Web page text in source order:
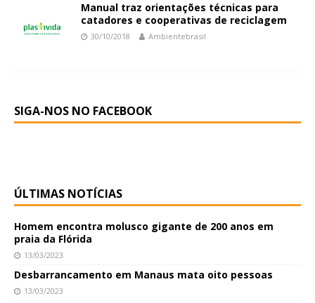
Manual traz orientações técnicas para
catadores e cooperativas de reciclagem
30/10/2018 Ambientebrasil
SIGA-NOS NO FACEBOOK
ÚLTIMAS NOTÍCIAS
Homem encontra molusco gigante de 200 anos em
praia da Flórida
13/03/2023
Desbarrancamento em Manaus mata oito pessoas
13/03/2023